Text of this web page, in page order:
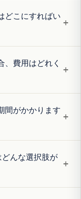
どこにすればい
+
費用はどれく
+
間がかかります
+
んな選択肢が
+